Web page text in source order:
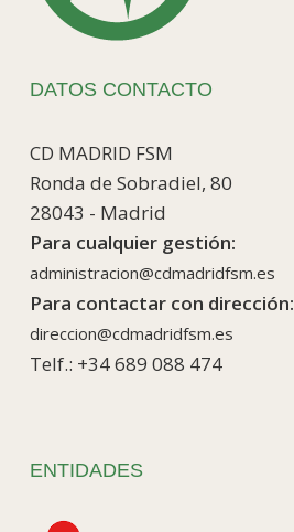
DATOS CONTACTO
CD MADRID FSM
Ronda de Sobradiel, 80
28043 - Madrid
Para cualquier gestión:
administracion@cdmadridfsm.es
Para contactar con dirección:
direccion@cdmadridfsm.es
Telf.: +34 689 088 474
ENTIDADES